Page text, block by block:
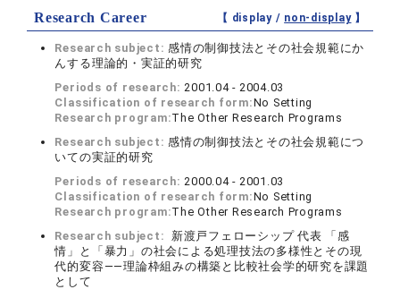
Research Career 【 display / non-display】
Research subject:感情の制御技法とその社会規範にか
んする理論的・実証的研究
Periods of research:2001.04 - 2004.03
Classification of research form:No Setting
Research program:The Other Research Programs
Research subject:感情の制御技法とその社会規範につ
いての実証的研究
Periods of research:2000.04 - 2001.03
Classification of research form:No Setting
Research program:The Other Research Programs
Research subject:
新渡戸フェローシップ 代表 「感
情」と「暴力」の社会による処理技法の多様性とその現
代的変容――理論枠組みの構築と比較社会学的研究を課題
として